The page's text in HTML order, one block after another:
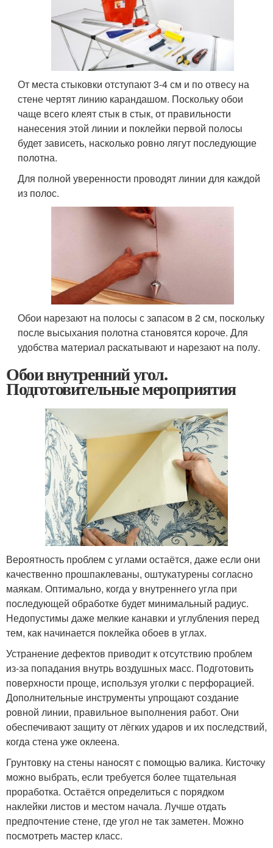
От места стыковки отступают 3-4 см и по отвесу на
стене чертят линию карандашом. Поскольку обои
чаще всего клеят стык в стык, от правильности
нанесения этой линии и поклейки первой полосы
будет зависеть, насколько ровно лягут последующие
полотна.
Для полной уверенности проводят линии для каждой
из полос.
Обои нарезают на полосы с запасом в 2 см, поскольку
после высыхания полотна становятся короче. Для
удобства материал раскатывают и нарезают на полу.
Обои внутренний угол.
Подготовительные мероприятия
Вероятность проблем с углами остаётся, даже если они
качественно прошпаклеваны, оштукатурены согласно
маякам. Оптимально, когда у внутреннего угла при
последующей обработке будет минимальный радиус.
Недопустимы даже мелкие канавки и углубления перед
тем, как начинается поклейка обоев в углах.
Устранение дефектов приводит к отсутствию проблем
из-за попадания внутрь воздушных масс. Подготовить
поверхности проще, используя уголки с перфорацией.
Дополнительные инструменты упрощают создание
ровной линии, правильное выполнения работ. Они
обеспечивают защиту от лёгких ударов и их последствий,
когда стена уже оклеена.
Грунтовку на стены наносят с помощью валика. Кисточку
можно выбрать, если требуется более тщательная
проработка. Остаётся определиться с порядком
наклейки листов и местом начала. Лучше отдать
предпочтение стене, где угол не так заметен. Можно
посмотреть мастер класс.